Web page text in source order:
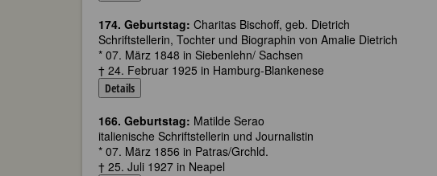
174. Geburtstag: Charitas Bischoff, geb. Dietrich
Schriftstellerin, Tochter und Biographin von Amalie Dietrich
* 07. März 1848 in Siebenlehn/ Sachsen
† 24. Februar 1925 in Hamburg-Blankenese
Details
166. Geburtstag: Matilde Serao
italienische Schriftstellerin und Journalistin
* 07. März 1856 in Patras/Grchld.
† 25. Juli 1927 in Neapel